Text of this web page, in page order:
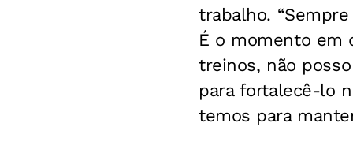
trabalho.
É o momento em
treinos, não
para fortalecê-lo
temos para